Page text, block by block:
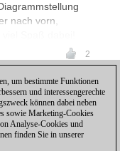
nach vorn,
2
um bestimmte Funktionen
und interessengerechte
können dabei neben
sowie Marketing-Cookies
Analyse-Cookies und
finden Sie in unserer